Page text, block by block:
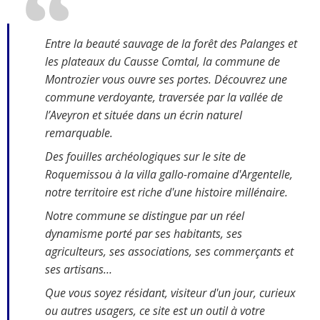
Entre la beauté sauvage de la forêt des Palanges et
les plateaux du Causse Comtal, la commune de
Montrozier vous ouvre ses portes. Découvrez une
commune verdoyante, traversée par la vallée de
l’Aveyron et située dans un écrin naturel
remarquable.
Des fouilles archéologiques sur le site de
Roquemissou à la villa gallo-romaine d'Argentelle,
notre territoire est riche d'une histoire millénaire.
Notre commune se distingue par un réel
dynamisme porté par ses habitants, ses
agriculteurs, ses associations, ses commerçants et
ses artisans…
Que vous soyez résidant, visiteur d'un jour, curieux
ou autres usagers, ce site est un outil à votre